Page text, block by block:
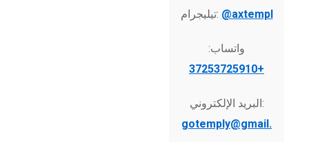
تيليجرام: @axtempl
واتساب:
+37253725910
البريد الإلكتروني:
gotemply@gmail.